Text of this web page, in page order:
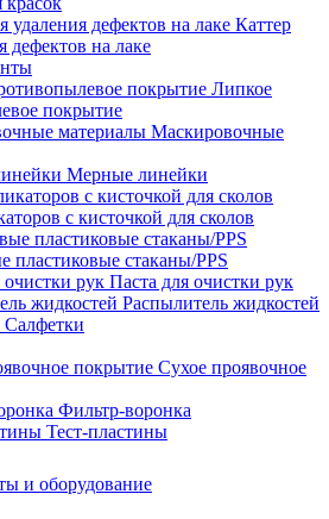
Каттер
дефектов на лаке
Липкое
покрытие
Маскировочные
Мерные линейки
с кисточкой для сколов
пластиковые стаканы/PPS
Паста для очистки рук
Распылитель жидкостей
Салфетки
Сухое проявочное
Фильтр-воронка
Тест-пластины
и оборудование